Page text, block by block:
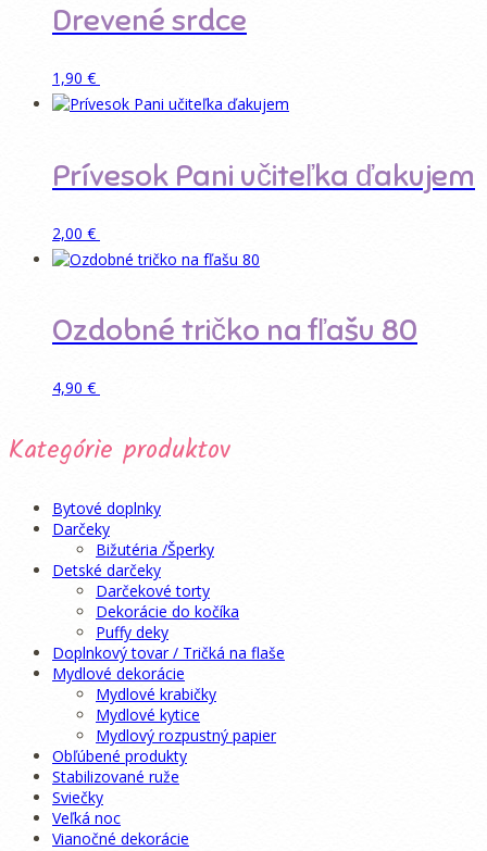
Drevené srdce
1,90 €
Prívesok Pani učiteľka ďakujem
2,00 €
Ozdobné tričko na fľašu 80
4,90 €
Kategórie produktov
Bytové doplnky
Darčeky
Bižutéria /Šperky
Detské darčeky
Darčekové torty
Dekorácie do kočíka
Puffy deky
Doplnkový tovar / Tričká na flaše
Mydlové dekorácie
Mydlové krabičky
Mydlové kytice
Mydlový rozpustný papier
Obľúbené produkty
Stabilizované ruže
Sviečky
Veľká noc
Vianočné dekorácie